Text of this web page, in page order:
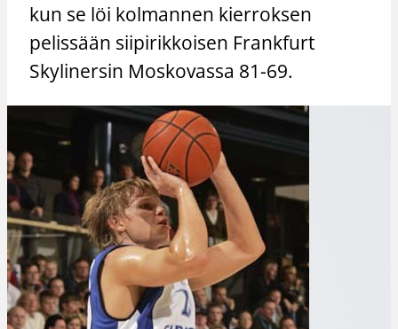
kun se löi kolmannen kierroksen
pelissään siipirikkoisen Frankfurt
Skylinersin Moskovassa 81-69.